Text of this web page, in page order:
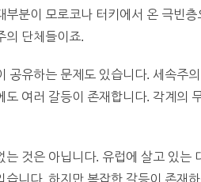
부분이 모로코나 터키에서 온 극빈
의 단체들이죠.
공유하는 문제도 있습니다. 세속주
도 여러 갈등이 존재합니다. 각계의
는 것은 아닙니다. 유럽에 살고 있
습니다. 하지만 복잡한 갈등이 존재